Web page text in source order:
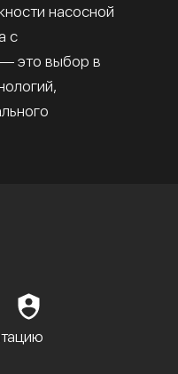
насосной
с
это выбор в